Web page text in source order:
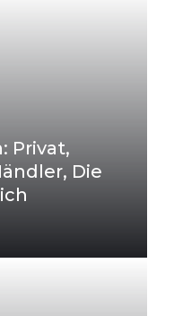
Privat,
Die